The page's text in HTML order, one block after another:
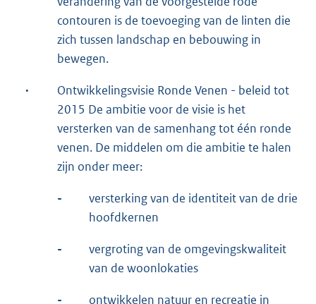
contouren is de toevoeging van de linten die
zich tussen landschap en bebouwing in
bewegen.
·
Ontwikkelingsvisie Ronde Venen - beleid tot
2015 De ambitie voor de visie is het
versterken van de samenhang tot één ronde
venen. De middelen om die ambitie te halen
zijn onder meer:
-
versterking van de identiteit van de drie
hoofdkernen
-
vergroting van de omgevingskwaliteit
van de woonlokaties
- ontwikkelen natuur en recreatie in